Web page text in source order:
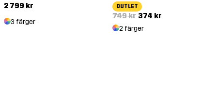
2 799 kr
3 färger
OUTLET
749 kr 374 kr
2 färger